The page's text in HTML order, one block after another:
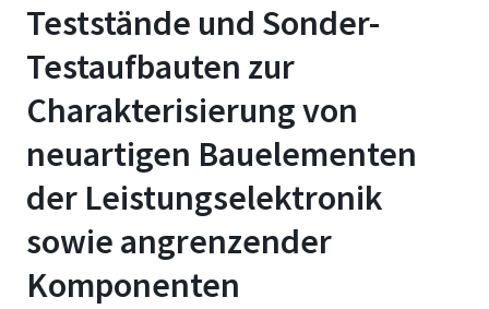
Teststände und Sonder-
Testaufbauten zur
Charakterisierung von
neuartigen Bauelementen
der Leistungselektronik
sowie angrenzender
Komponenten